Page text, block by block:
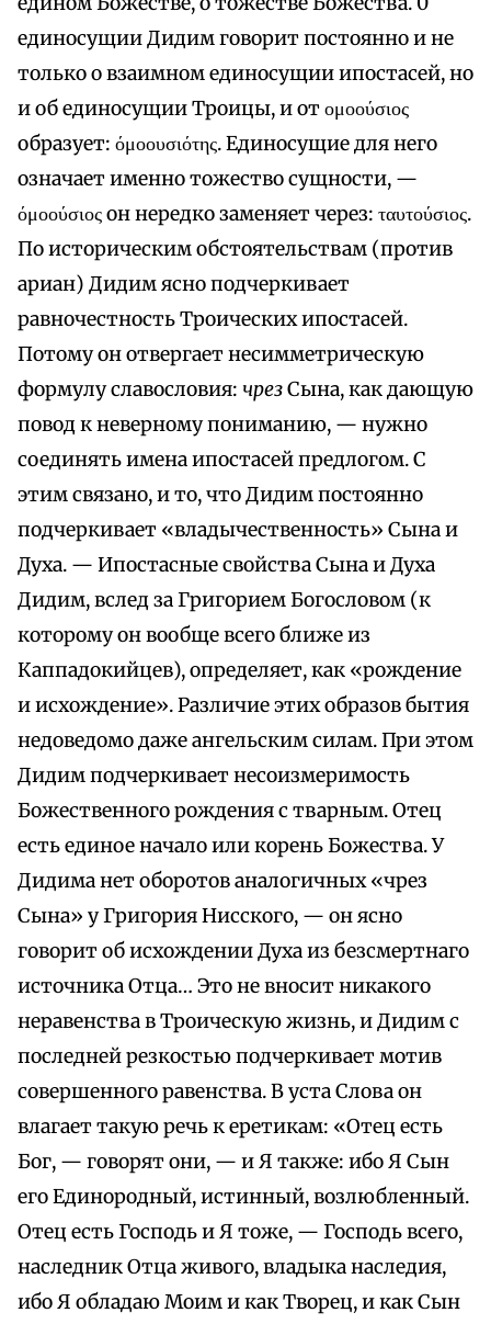
единосущии Дидим говорит постоянно и не
только о взаимном единосущии ипостасей, но
и об единосущии Троицы, и от ομοούσιος
образует: όμοουσιότης. Единосущие для него
означает именно тожество сущности, —
όμοούσιος он нередко заменяет через: ταυτούσιος.
По историческим обстоятельствам (против
ариан) Дидим ясно подчеркивает
равночестность Троических ипостасей.
Потому он отвергает несимметрическую
формулу славословия: чрезСына, как дающую
повод к неверному пониманию, — нужно
соединять имена ипостасей предлогом. С
этим связано, и то, что Дидим постоянно
подчеркивает «владычественность» Сына и
Духа. — Ипостасные свойства Сына и Духа
Дидим, вслед за Григорием Богословом (к
которому он вообще всего ближе из
Каппадокийцев), определяет, как «рождение
и исхождение». Различие этих образов бытия
недоведомо даже ангельским силам. При этом
Дидим подчеркивает несоизмеримость
Божественного рождения с тварным. Отец
есть единое начало или корень Божества. У
Дидима нет оборотов аналогичных «чрез
Сына» у Григория Нисского, — он ясно
говорит об исхождении Духа из безсмертнаго
источника Отца… Это не вносит никакого
неравенства в Троическую жизнь, и Дидим с
последней резкостью подчеркивает мотив
совершенного равенства. В уста Слова он
влагает такую речь к еретикам: «Отец есть
Бог, — говорят они, — и Я также: ибо Я Сын
его Единородный, истинный, возлюбленный.
Отец есть Господь и Я тоже, — Господь всего,
наследник Отца живого, владыка наследия,
ибо Я обладаю Моим и как Творец, и как Сын